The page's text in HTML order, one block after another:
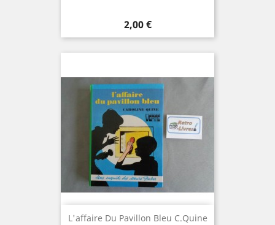
Prix
2,00 €
L'affaire Du Pavillon Bleu C.Quine